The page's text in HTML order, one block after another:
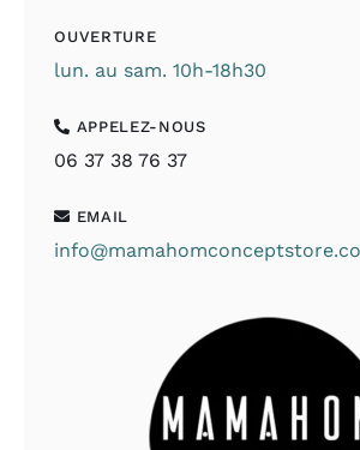
OUVERTURE
lun. au sam. 10h-18h30
APPELEZ-NOUS
06 37 38 76 37
EMAIL